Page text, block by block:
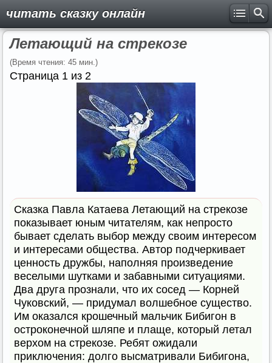
читать сказку онлайн
Летающий на стрекозе
(Время чтения: 45 мин.)
Страница 1 из 2
Сказка Павла Катаева Летающий на стрекозе
показывает юным читателям, как непросто
бывает сделать выбор между своим интересом
и интересами общества. Автор подчеркивает
ценность дружбы, наполняя произведение
веселыми шутками и забавными ситуациями.
Два друга прознали, что их сосед — Корней
Чуковский, — придумал волшебное существо.
Им оказался крошечный мальчик Бибигон в
остроконечной шляпе и плаще, который летал
верхом на стрекозе. Ребят ожидали
приключения: долго высматривали Бибигона,